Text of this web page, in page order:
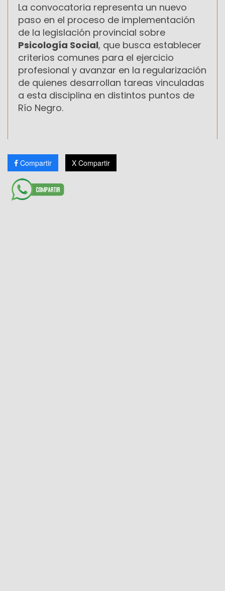
La convocatoria representa un nuevo
paso en el proceso de implementación
de la legislación provincial sobre
Psicología Social, que busca establecer
criterios comunes para el ejercicio
profesional y avanzar en la regularización
de quienes desarrollan tareas vinculadas
a esta disciplina en distintos puntos de
Río Negro.
Compartir X Compartir